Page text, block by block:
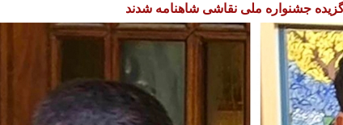
جشنواره ملی نقاشی شاهنامه شدند